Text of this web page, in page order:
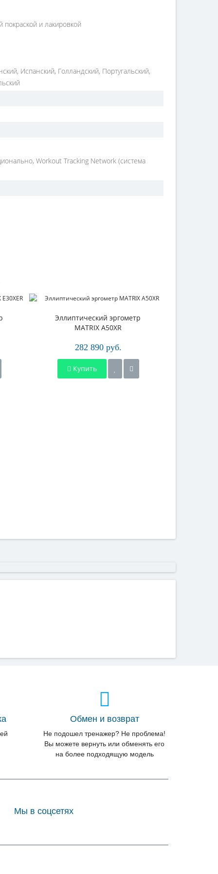
покраской и лакировкой
Испанский, Голландский, Португальский,
Workout Tracking Network (система
Эллиптический эргометр
MATRIX A50XR
282 890 руб.
Купить
Обмен и возврат
Не подошел тренажер? Не проблема!
Вы можете вернуть или обменять его
на более подходящую модель
Мы в соцсетях